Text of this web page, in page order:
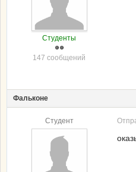
Студенты
147 сообщений
Фальконе
Студент